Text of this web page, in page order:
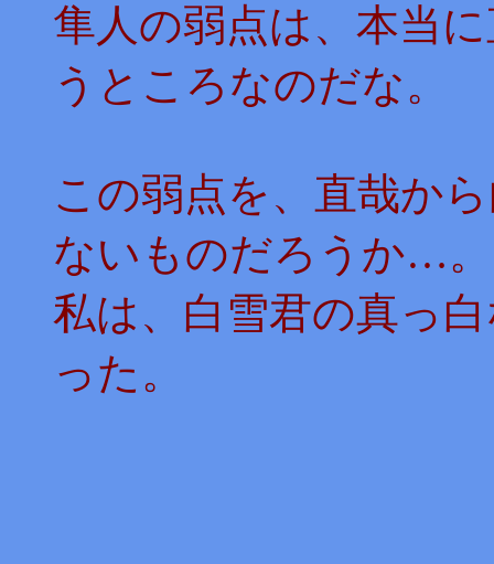
隼人の弱点は、本当
うところなのだな。
この弱点を、直哉か
ないものだろうか…。
私は、白雪君の真っ
った。